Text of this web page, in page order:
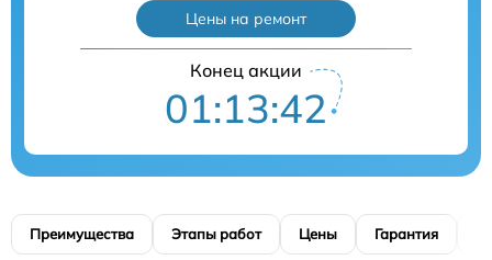
Цены на ремонт
Конец акции
01:13:41
Преимущества Этапы работ Цены Гарантия